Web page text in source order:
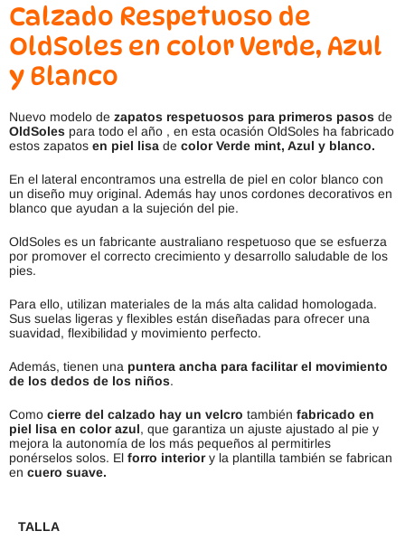
Calzado Respetuoso de
OldSoles en color Verde, Azul
y Blanco
Nuevo modelo de zapatos respetuosos para primeros pasos de
OldSoles para todo el año , en esta ocasión OldSoles ha fabricado
estos zapatos en piel lisa de color Verde mint, Azul y blanco.
En el lateral encontramos una estrella de piel en color blanco con
un diseño muy original. Además hay unos cordones decorativos en
blanco que ayudan a la sujeción del pie.
OldSoles es un fabricante australiano respetuoso que se esfuerza
por promover el correcto crecimiento y desarrollo saludable de los
pies.
Para ello, utilizan materiales de la más alta calidad homologada.
Sus suelas ligeras y flexibles están diseñadas para ofrecer una
suavidad, flexibilidad y movimiento perfecto.
Además, tienen una puntera ancha para facilitar el movimiento
de los dedos de los niños.
Como cierre del calzado hay un velcro también fabricado en
piel lisa en color azul, que garantiza un ajuste ajustado al pie y
mejora la autonomía de los más pequeños al permitirles
ponérselos solos. El forro interiory la plantilla también se fabrican
en cuero suave.
TALLA